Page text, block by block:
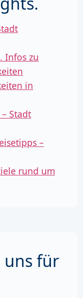
Infos zu
in
Stadt
–
rund um
uns für